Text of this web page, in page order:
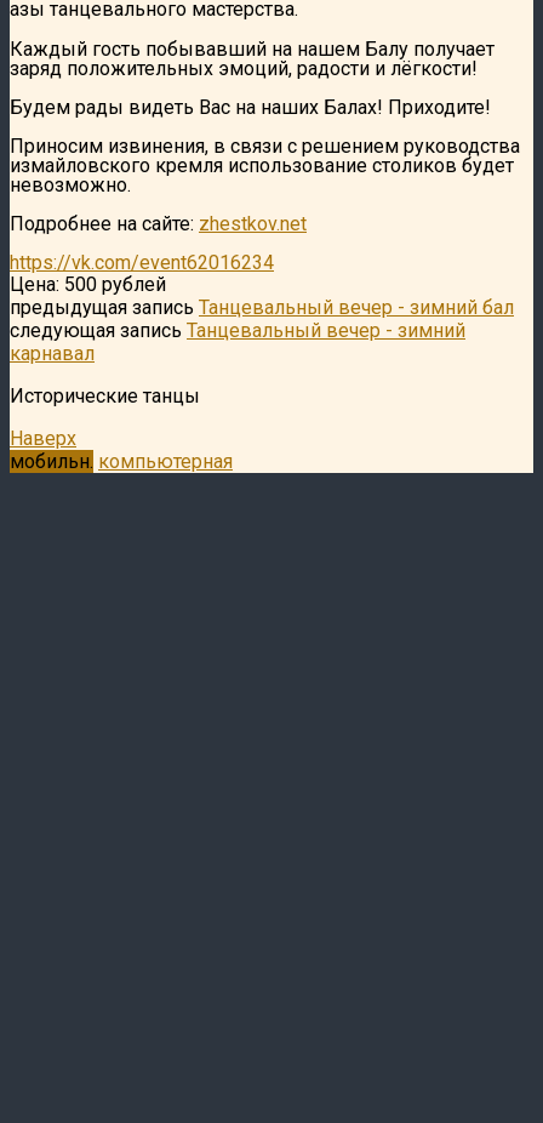
азы танцевального мастерства.
Каждый гость побывавший на нашем Балу получает
заряд положительных эмоций, радости и лёгкости!
Будем рады видеть Вас на наших Балах! Приходите!
Приносим извинения, в связи с решением руководства
измайловского кремля использование столиков будет
невозможно.
Подробнее на сайте: zhestkov.net
https://vk.com/event62016234
Цена: 500 рублей
предыдущая запись Танцевальный вечер - зимний бал
следующая запись Танцевальный вечер - зимний
карнавал
Исторические танцы
Наверх
мобильн. компьютерная